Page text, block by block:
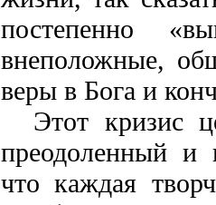
постепенно
внеположные,
веры в Бога и
Этот кризис
преодоленный и
что каждая